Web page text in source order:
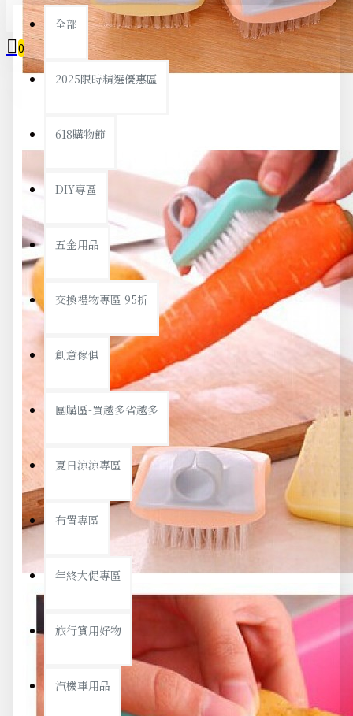
全部
2025限時精選優惠區
618購物節
DIY專區
五金用品
交換禮物專區 95折
創意傢俱
團購區-買越多省越多
夏日涼涼專區
布置專區
年終大促專區
旅行實用好物
汽機車用品
0
您的購物車內沒有商品！